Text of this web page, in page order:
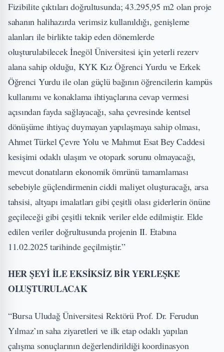
Fizibilite çıktıları doğrultusunda; 43.295,95 m2 olan proje
sahanın halihazırda verimsiz kullanıldığı, genişleme
alanları ile birlikte takip eden dönemlerde
oluşturulabilecek İnegöl Üniversitesi için yeterli rezerv
alana sahip olduğu, KYK Kız Öğrenci Yurdu ve Erkek
Öğrenci Yurdu ile olan güçlü bağının öğrencilerin kampüs
kullanımı ve konaklama ihtiyaçlarına cevap vermesi
açısından fayda sağlayacağı, saha çevresinde kentsel
dönüşüme ihtiyaç duymayan yapılaşmaya sahip olması,
Ahmet Türkel Çevre Yolu ve Mahmut Esat Bey Caddesi
kesişimi odaklı ulaşım ve otopark sorunu olmayacağı,
mevcut donatıların ekonomik ömrünü tamamlaması
sebebiyle güçlendirmenin ciddi maliyet oluşturacağı, arsa
tahsisi, altyapı imalatları gibi çeşitli olası giderlerin önüne
geçileceği gibi çeşitli teknik veriler elde edilmiştir. Elde
edilen veriler doğrultusunda projenin II. Etabına
11.02.2025 tarihinde geçilmiştir.”
HER ŞEYİ İLE EKSİKSİZ BİR YERLEŞKE
OLUŞTURULACAK
“Bursa Uludağ Üniversitesi Rektörü Prof. Dr. Ferudun
Yılmaz’ın saha ziyaretleri ve ilk etap odaklı yapılan
çalışma sonuçlarının değerlendirildiği koordinasyon